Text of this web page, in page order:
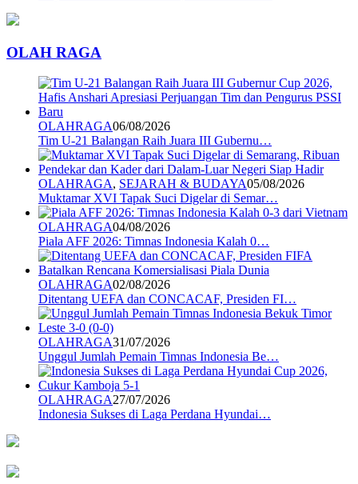
OLAH RAGA
OLAHRAGA06/08/2026
Tim U-21 Balangan Raih Juara III Gubernu…
OLAHRAGA, SEJARAH & BUDAYA05/08/2026
Muktamar XVI Tapak Suci Digelar di Semar…
OLAHRAGA04/08/2026
Piala AFF 2026: Timnas Indonesia Kalah 0…
OLAHRAGA02/08/2026
Ditentang UEFA dan CONCACAF, Presiden FI…
OLAHRAGA31/07/2026
Unggul Jumlah Pemain Timnas Indonesia Be…
OLAHRAGA27/07/2026
Indonesia Sukses di Laga Perdana Hyundai…